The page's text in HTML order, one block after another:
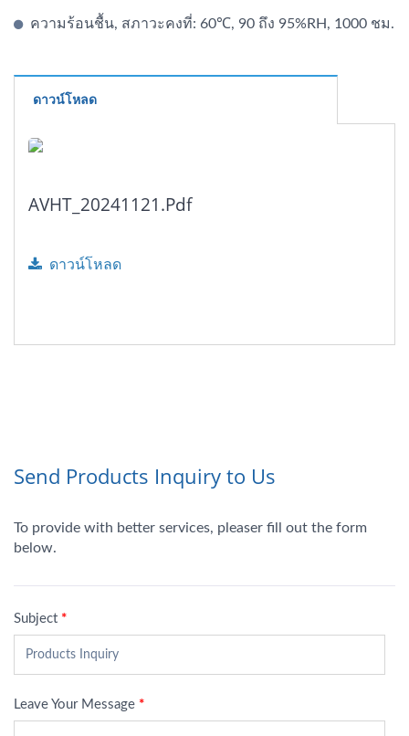
ความร้อนชื้น, สภาวะคงที่: 60℃, 90 ถึง 95%RH, 1000 ชม.
ดาวน์โหลด
AVHT_20241121.pdf
ดาวน์โหลด